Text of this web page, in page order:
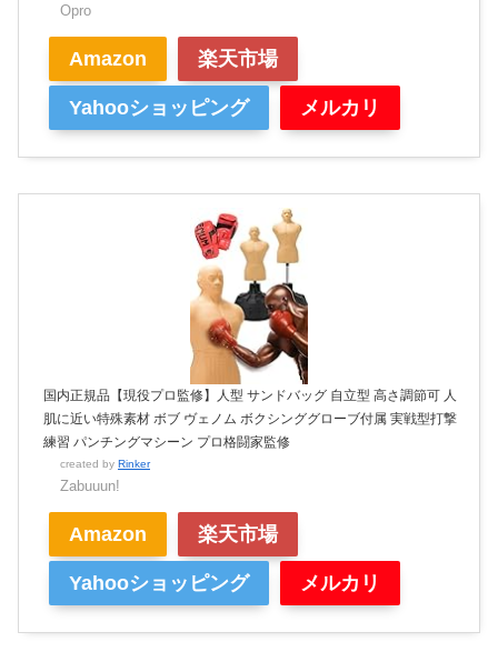
Opro
Amazon 楽天市場
Yahooショッピング メルカリ
国内正規品【現役プロ監修】人型 サンドバッグ 自立型 高さ調節可 人
肌に近い特殊素材 ボブ ヴェノム ボクシンググローブ付属 実戦型打撃
練習 パンチングマシーン プロ格闘家監修
created by Rinker
Zabuuun!
Amazon 楽天市場
Yahooショッピング メルカリ